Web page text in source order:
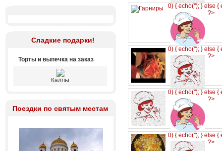
Сладкие подарки!
Торты и выпечка на заказ
Каллы
Поездки по святым местам
0) { echo(''); } else {
?>
0) { echo(''); } else {
?>
0) { echo(''); } else {
?>
0) { echo(''); } else {
?>